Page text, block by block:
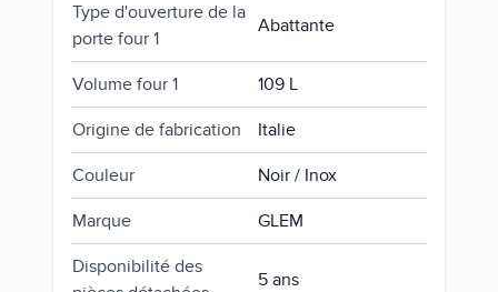
Type d'ouverture de la
porte four 1
Abattante
Volume four 1 109 L
Origine de fabrication Italie
Couleur Noir / Inox
Marque GLEM
Disponibilité des
5 ans